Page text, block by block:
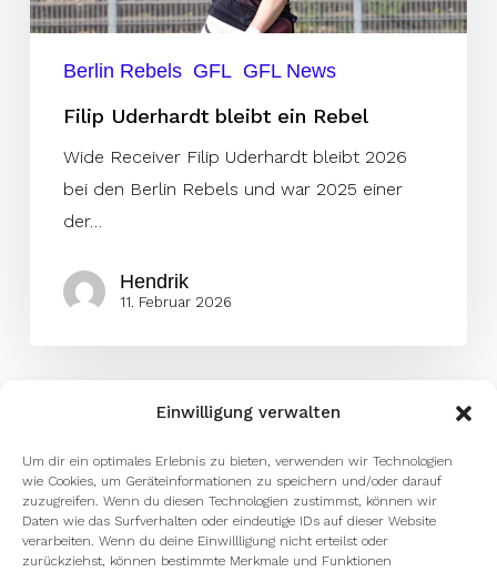
Einwilligung verwalten
Um dir ein optimales Erlebnis zu bieten, verwenden wir Technologien
wie Cookies, um Geräteinformationen zu speichern und/oder darauf
zuzugreifen. Wenn du diesen Technologien zustimmst, können wir
Daten wie das Surfverhalten oder eindeutige IDs auf dieser Website
verarbeiten. Wenn du deine Einwillligung nicht erteilst oder
zurückziehst, können bestimmte Merkmale und Funktionen
Berlin Rebels GFL GFL News
Filip Uderhardt bleibt ein Rebel
Wide Receiver Filip Uderhardt bleibt 2026
bei den Berlin Rebels und war 2025 einer
der…
Hendrik
11. Februar 2026